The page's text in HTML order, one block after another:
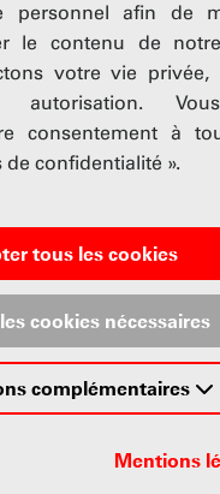
personnel afin de
le contenu de
votre vie privée,
autorisation.
consentement à
de confidentialité ».
tous les cookies
cookies nécessaires
complémentaires
Mentions